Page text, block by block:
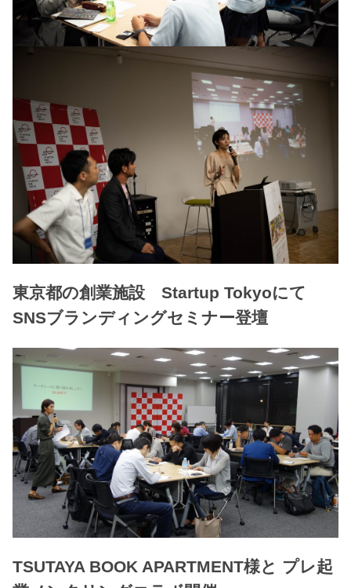
東京都の創業施設 Startup Tokyoにて
SNSブランディングセミナー登壇
TSUTAYA BOOK APARTMENT様と プレ起